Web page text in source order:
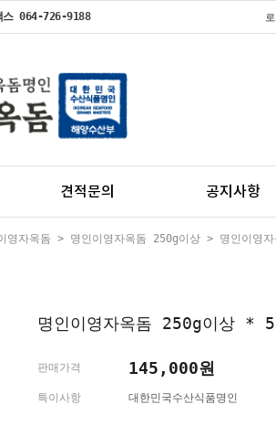
064-726-9188
견적문의 공지사항
영자옥돔 > 명인이영자옥돔 250g이상 > 명인이영
명인이영자옥돔 250g이상 *
판매가격 145,000원
특이사항 대한민국수산식품명인